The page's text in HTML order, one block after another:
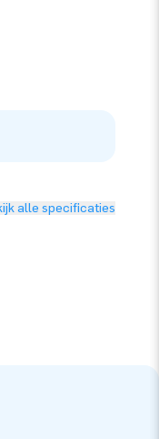
alle specificaties